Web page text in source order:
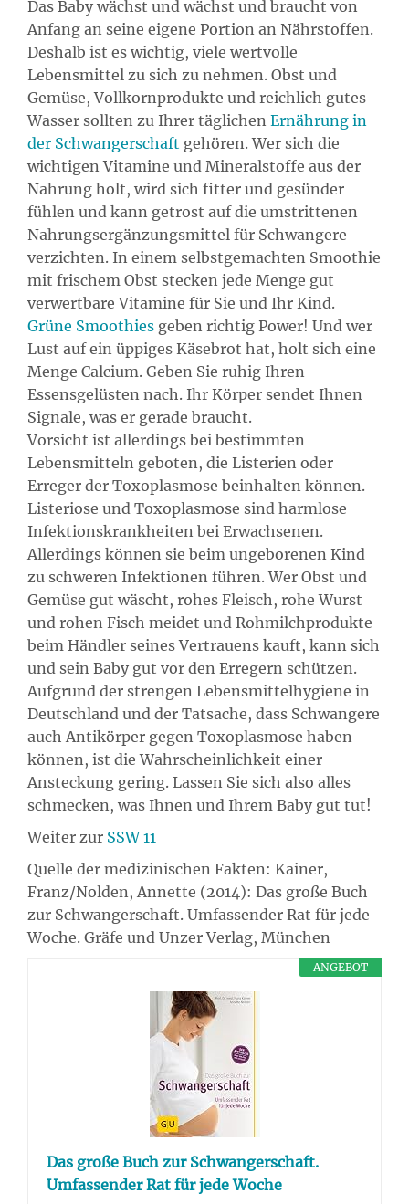
Das Baby wächst und wächst und braucht von
Anfang an seine eigene Portion an Nährstoffen.
Deshalb ist es wichtig, viele wertvolle
Lebensmittel zu sich zu nehmen. Obst und
Gemüse, Vollkornprodukte und reichlich gutes
Wasser sollten zu Ihrer täglichen Ernährung in
der Schwangerschaft gehören. Wer sich die
wichtigen Vitamine und Mineralstoffe aus der
Nahrung holt, wird sich fitter und gesünder
fühlen und kann getrost auf die umstrittenen
Nahrungsergänzungsmittel für Schwangere
verzichten. In einem selbstgemachten Smoothie
mit frischem Obst stecken jede Menge gut
verwertbare Vitamine für Sie und Ihr Kind.
Grüne Smoothies geben richtig Power! Und wer
Lust auf ein üppiges Käsebrot hat, holt sich eine
Menge Calcium. Geben Sie ruhig Ihren
Essensgelüsten nach. Ihr Körper sendet Ihnen
Signale, was er gerade braucht.
Vorsicht ist allerdings bei bestimmten
Lebensmitteln geboten, die Listerien oder
Erreger der Toxoplasmose beinhalten können.
Listeriose und Toxoplasmose sind harmlose
Infektionskrankheiten bei Erwachsenen.
Allerdings können sie beim ungeborenen Kind
zu schweren Infektionen führen. Wer Obst und
Gemüse gut wäscht, rohes Fleisch, rohe Wurst
und rohen Fisch meidet und Rohmilchprodukte
beim Händler seines Vertrauens kauft, kann sich
und sein Baby gut vor den Erregern schützen.
Aufgrund der strengen Lebensmittelhygiene in
Deutschland und der Tatsache, dass Schwangere
auch Antikörper gegen Toxoplasmose haben
können, ist die Wahrscheinlichkeit einer
Ansteckung gering. Lassen Sie sich also alles
schmecken, was Ihnen und Ihrem Baby gut tut!
Weiter zur SSW 11
Quelle der medizinischen Fakten: Kainer,
Franz/Nolden, Annette (2014): Das große Buch
zur Schwangerschaft. Umfassender Rat für jede
Woche. Gräfe und Unzer Verlag, München
ANGEBOT
Das große Buch zur Schwangerschaft.
Umfassender Rat für jede Woche